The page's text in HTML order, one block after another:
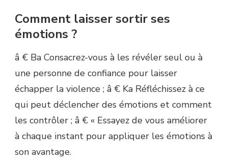
Comment laisser sortir ses
émotions ?
â € Ba Consacrez-vous à les révéler seul ou à
une personne de confiance pour laisser
échapper la violence ; â € Ka Réfléchissez à ce
qui peut déclencher des émotions et comment
les contrôler ; â € « Essayez de vous améliorer
à chaque instant pour appliquer les émotions à
son avantage.